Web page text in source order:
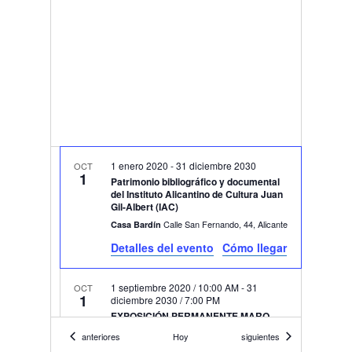
OCT
1
Patrimonio bibliográfico y documental
del Instituto Alicantino de Cultura Juan
Gil-Albert (IAC)
1 enero 2020 -31 diciembre 2030
Casa Bardín Calle San Fernando, 44, Alicante
Detalles del evento Cómo llegar
OCT
1
EXPOSICIÓN PERMANENTE MARQ
1 septiembre 2020 / 10:00 AM-31
diciembre 2030 / 7:00 PM
Marq Plza. Dr. Gómez Ulla, s/n, Alicante
Eventos
anteriores Hoy Eventos
siguientes